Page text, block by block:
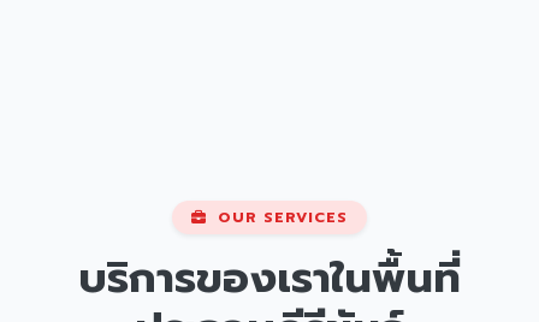
OUR SERVICES
บริการของเราในพื้นที่